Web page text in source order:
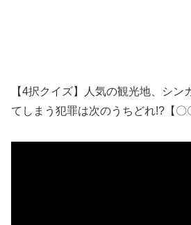
【4択クイズ】人気の観光地、シン
てしまう犯罪は次のうちどれ!?【〇